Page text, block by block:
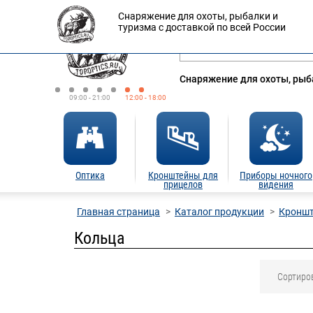
09:00 - 21:00 12:00 - 18:00
Оплата Доставка
Снаряжение для охоты,
Оптика
Кронштейны для
прицелов
Приборы ночного
видения
Снаряжение для охоты, рыбалки и
туризма с доставкой по всей России
Главная страница Каталог продукции
Кольца